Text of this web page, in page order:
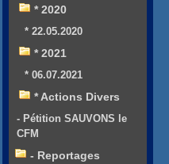
* 2020
* 22.05.2020
* 2021
* 06.07.2021
* Actions Divers
- Pétition SAUVONS le
CFM
- Reportages